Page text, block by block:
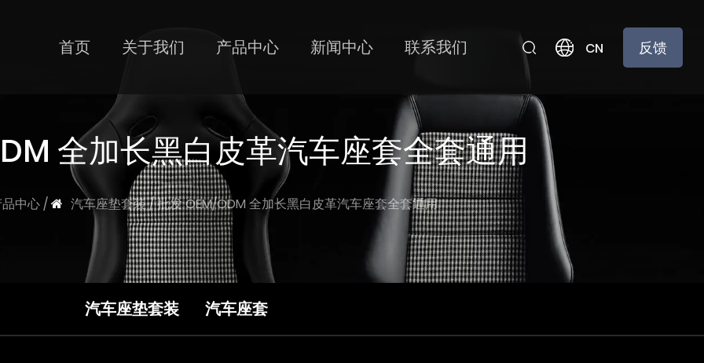
首页 关于我们 产品中心 新闻中心 联系我们 CN 反馈
全加长黑白皮革汽车座套全套通用
中心/ 汽车座垫套装/批发 OEM/ODM 全加长黑白皮革汽车座套全套通用
汽车座垫套装 汽车座套